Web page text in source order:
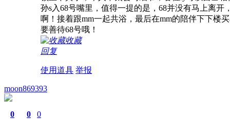
孙s入68号嘴里，值得一提的是，68并没有马上离
啊！接着跟mm一起共浴，最后在mm的陪伴下下楼
要善待68号哦！
收藏
回复
使用道具 举报
moon869393
0 0 0